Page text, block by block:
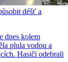
déšť a
dnes kolem
plula vodou a
Hasiči odebrali